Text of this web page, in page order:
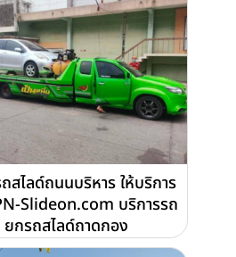
สไลด์ถนนบริหาร ให้บริการ
Slideon.com บริการรถ
ยกรถสไลด์ถาดกอง